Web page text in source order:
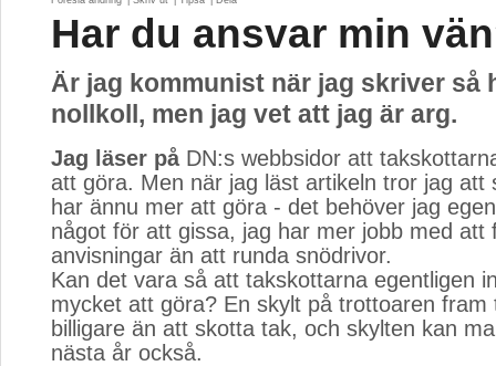
Har du ansvar min
Är jag kommunist när jag skriver så
nollkoll, men jag vet att jag är arg.
Jag läser påDN:s webbsidor att
att göra. Men när jag läst artikeln tror jag att
har ännu mer att göra - det behöver jag
något för att gissa, jag har mer jobb med att
anvisningar än att runda snödrivor.
Kan det vara så att takskottarna egentligen
mycket att göra? En skylt på trottoaren fram
billigare än att skotta tak, och skylten kan
nästa år också.